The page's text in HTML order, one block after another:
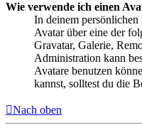
Wie verwende ich einen
In deinem
Avatar über eine der
Gravatar, Galerie,
Administration kann
Avatare benutzen
kannst, solltest du die
Nach oben